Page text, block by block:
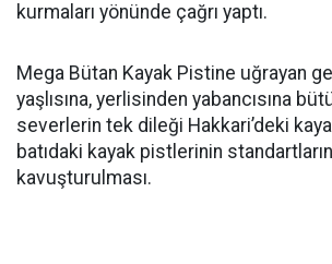
kurmaları yönünde çağrı yaptı.
Mega Bütan Kayak Pistine uğrayan
yaşlısına, yerlisinden yabancısına
severlerin tek dileği Hakkari’deki
batıdaki kayak pistlerinin
kavuşturulması.